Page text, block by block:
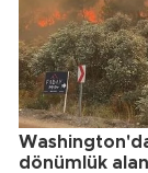
dönümlük